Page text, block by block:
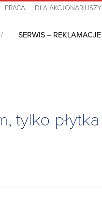
PRACA DLA AKCJONARIUSZY
SERWIS – REKLAMACJE
tylko płytka